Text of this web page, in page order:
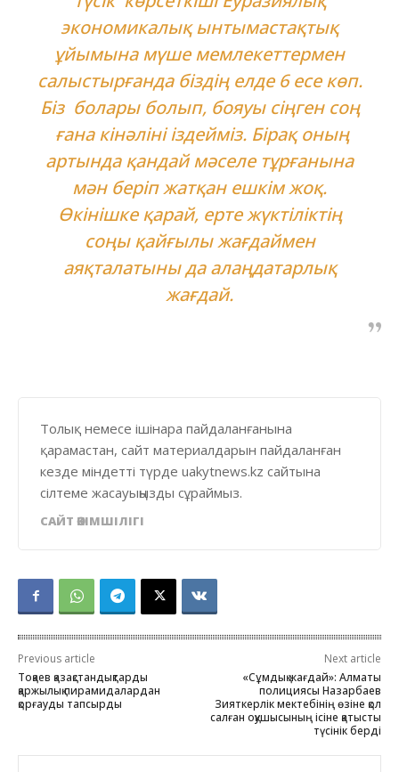
экономикалық ынтымастақтық
ұйымына мүше мемлекеттермен
салыстырғанда біздің елде 6 есе көп.
Біз болары болып, бояуы сіңген соң
ғана кінәліні іздейміз. Бірақ оның
артында қандай мәселе тұрғанына
мән беріп жатқан ешкім жоқ.
Өкінішке қарай, ерте жүктіліктің
соңы қайғылы жағдаймен
аяқталатыны да алаңдатарлық
жағдай.
Толық немесе ішінара пайдаланғанына
қарамастан, сайт материалдарын пайдаланған
кезде міндетті түрде uakytnews.kz сайтына
сілтеме жасауыңызды сұраймыз.
САЙТ ӘКІМШІЛІГІ
Previous article
Тоқаев қазақстандықтарды
қаржылық пирамидалардан
қорғауды тапсырды
Next article
«Сұмдық жағдай»: Алматы
полициясы Назарбаев
Зияткерлік мектебінің өзіне қол
салған оқушысының ісіне қатысты
түсінік берді